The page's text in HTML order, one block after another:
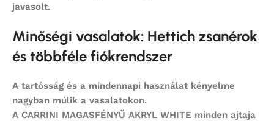
javasolt.
Minőségi vasalatok: Hettich zsanérok
és többféle fiókrendszer
A tartósság és a mindennapi használat kényelme
nagyban múlik a vasalatokon.
A CARRINI MAGASFÉNYŰ AKRYL WHITE minden ajtaja